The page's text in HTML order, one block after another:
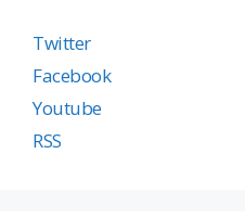
Twitter
Facebook
Youtube
RSS